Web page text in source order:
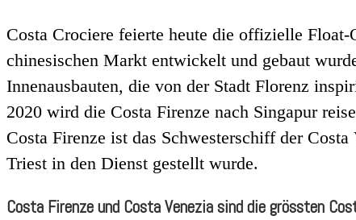
Costa Crociere feierte heute die offizielle
chinesischen Markt entwickelt und gebaut
Innenausbauten, die von der Stadt Florenz
2020 wird die Costa Firenze nach Singapur
Costa Firenze ist das Schwesterschiff der
Triest in den Dienst gestellt wurde.
Costa Firenze und Costa Venezia sind die grössten